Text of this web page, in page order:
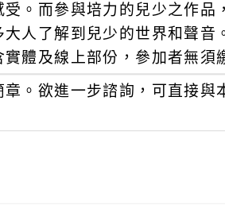
。而參與培力的兒少之作
人了解到兒少的世界和聲音
體及線上部份，參加者無須
章。欲進一步諮詢，可直接